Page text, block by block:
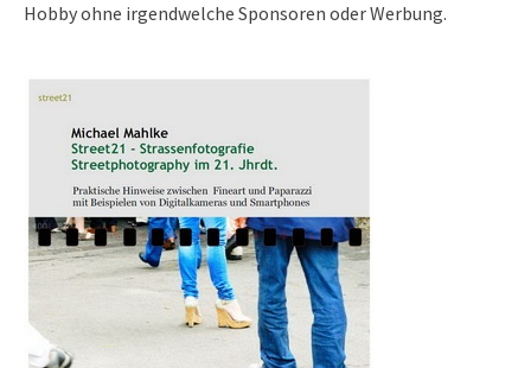
Hobby ohne irgendwelche Sponsoren oder Werbung.